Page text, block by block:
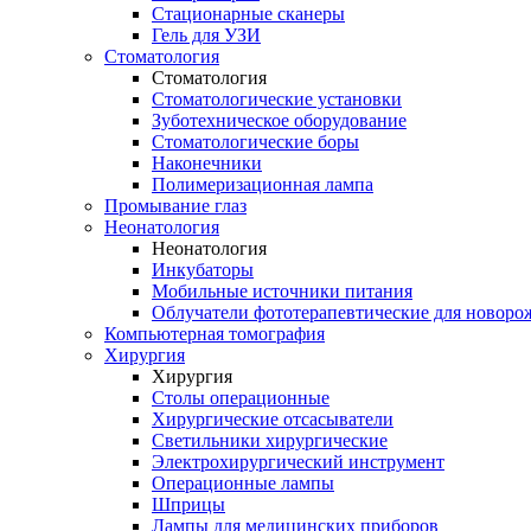
Стационарные сканеры
Гель для УЗИ
Стоматология
Стоматология
Стоматологические установки
Зуботехническое оборудование
Стоматологические боры
Наконечники
Полимеризационная лампа
Промывание глаз
Неонатология
Неонатология
Инкубаторы
Мобильные источники питания
Облучатели фототерапевтические для
Компьютерная томография
Хирургия
Хирургия
Столы операционные
Хирургические отсасыватели
Светильники хирургические
Электрохирургический инструмент
Операционные лампы
Шприцы
Лампы для медицинских приборов